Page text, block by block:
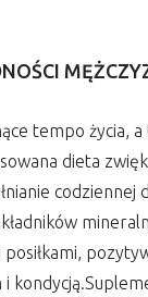
tempo życia,
dieta